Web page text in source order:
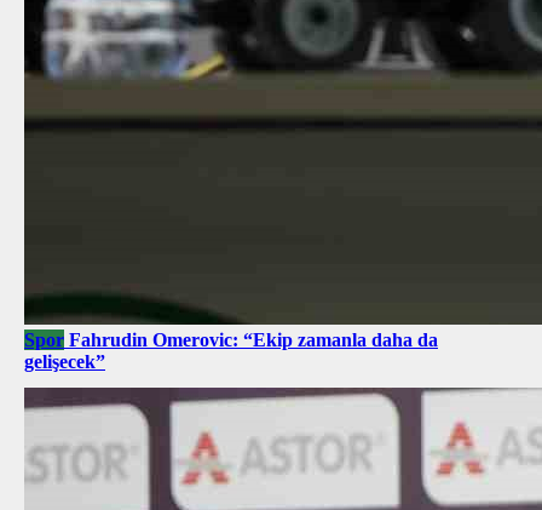
Spor Fahrudin Omerovic: “Ekip zamanla daha da
gelişecek”